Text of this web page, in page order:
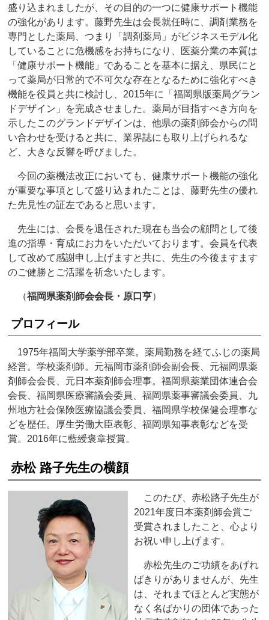
盛り込まれましたが、その目的の一つに健康サポート機能
の強化があります。藤野先生は会長就任時に、調剤業務を
専⾨とした薬局、つまり「調剤薬局」がビジネスモデル化
していることに危機感をお持ちになり、医薬分業の本質は
「健康サポート機能」であることを基本に据え、県民にと
って薬局が日常的で不可欠な存在となるために強化すべき
機能を役員と共に検討し、2015年に「福岡県版薬局グラン
ドデザイン」を完成させました。薬局が目指すべき方向を
示したこのグランドデザインは、他県の薬剤師会からの問
い合わせを受けると共に、業界誌にも取り上げられるな
ど、大きな反響を呼びました。
今回の薬機法改正においても、健康サポート機能の強化
が重要な事項として盛り込まれたことは、藤野先生の優れ
た先見性の証左であると思います。
先生には、会長を退任された現在も当会の顧問として後
進の指導・育成にお力をいただいております。会員を代表
して改めて感謝申し上げますと共に、先生の今後ますます
のご健勝とご活躍を祈念いたします。
（福岡県薬剤師会会長・原口亨）
プロフィール
1975年福岡大学薬学部卒業。薬局勤務を経てふじの薬局
経営。学校薬剤師。元福岡市薬剤師会副会長、元福岡県薬
剤師会会長、元日本薬剤師会理事。福岡県薬業団体連合会
会長、福岡県医療審議会委員、福岡県薬事審議会委員、九
州地方社会保険医療協議会委員、福岡県学校保健会理事な
どを歴任。厚生労働大臣表彰、福岡県知事表彰などを受
賞。2016年に藍綬褒章授賞。
赤松 路子先生の横顔
このたび、赤松路子先生が
2021年度日本薬剤師会賞ご
受賞されましたこと、心より
お祝い申し上げます。
赤松先生のご功績をあげれ
ばきりがありませんが、先生
は、それまでほとんど実態が
なく名ばかりの団体であった